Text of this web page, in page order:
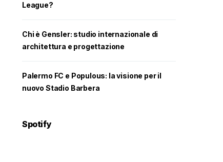
League?
Chi è Gensler: studio internazionale di
architettura e progettazione
Palermo FC e Populous: la visione per il
nuovo Stadio Barbera
Spotify